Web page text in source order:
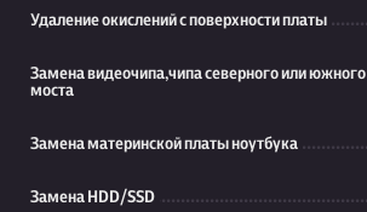
Удаление окислений с поверхности платы
Замена видеочипа,чипа северного или южного
моста
Замена материнской платы ноутбука
Замена HDD/SSD